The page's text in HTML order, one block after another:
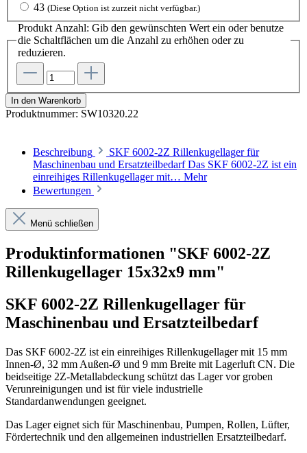
43 (Diese Option ist zurzeit nicht verfügbar.)
Produkt Anzahl: Gib den gewünschten Wert ein oder benutze
die Schaltflächen um die Anzahl zu erhöhen oder zu
reduzieren.
In den Warenkorb
Produktnummer: SW10320.22
Beschreibung
SKF 6002-2Z Rillenkugellager für
Maschinenbau und Ersatzteilbedarf Das SKF 6002-2Z ist ein
einreihiges Rillenkugellager mit… Mehr
Bewertungen
Menü schließen
Produktinformationen "SKF 6002-2Z
Rillenkugellager 15x32x9 mm"
SKF 6002-2Z Rillenkugellager für
Maschinenbau und Ersatzteilbedarf
Das SKF 6002-2Z ist ein einreihiges Rillenkugellager mit 15 mm
Innen-Ø, 32 mm Außen-Ø und 9 mm Breite mit Lagerluft CN. Die
beidseitige 2Z-Metallabdeckung schützt das Lager vor groben
Verunreinigungen und ist für viele industrielle
Standardanwendungen geeignet.
Das Lager eignet sich für Maschinenbau, Pumpen, Rollen, Lüfter,
Fördertechnik und den allgemeinen industriellen Ersatzteilbedarf.